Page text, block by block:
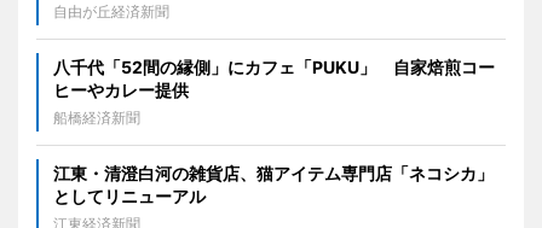
自由が丘経済新聞
八千代「52間の縁側」にカフェ「PUKU」 自家焙煎コー
ヒーやカレー提供
船橋経済新聞
江東・清澄白河の雑貨店、猫アイテム専門店「ネコシカ」
としてリニューアル
江東経済新聞